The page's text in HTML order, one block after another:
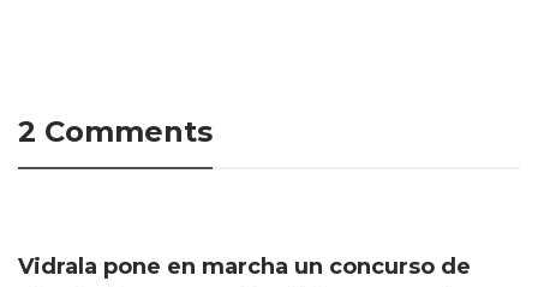
2 Comments
Vidrala pone en marcha un concurso de